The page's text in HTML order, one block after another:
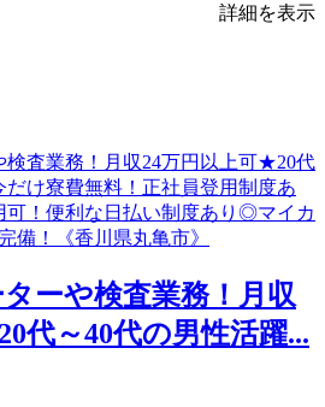
詳細を表示
ーや検査業務！月収
代～40代の男性活躍...